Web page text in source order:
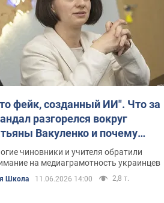
фейк, созданный ИИ". Что за
разгорелся вокруг
Вакуленко и почему
массово ее
чиновники и учителя обратили
на медиаграмотность украинцев
Школа 11.06.2026 14:00 2,8 т.